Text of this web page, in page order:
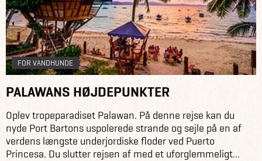
FOR VANDHUNDE
PALAWANS HØJDEPUNKTER
Oplev tropeparadiset Palawan. På denne rejse kan du
nyde Port Bartons uspolerede strande og sejle på en af
verdens længste underjordiske floder ved Puerto
Princesa. Du slutter rejsen af med et uforglemmeligt...